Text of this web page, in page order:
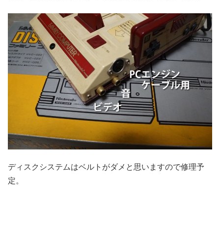
ディスクシステムはベルトがダメと思いますので修理予
定。